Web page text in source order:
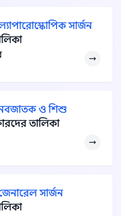
সার্জন
ও শিশু
তালিকা
সার্জন